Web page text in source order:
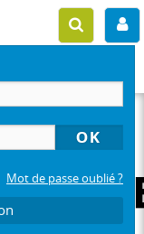
Mot de passe oublié ?